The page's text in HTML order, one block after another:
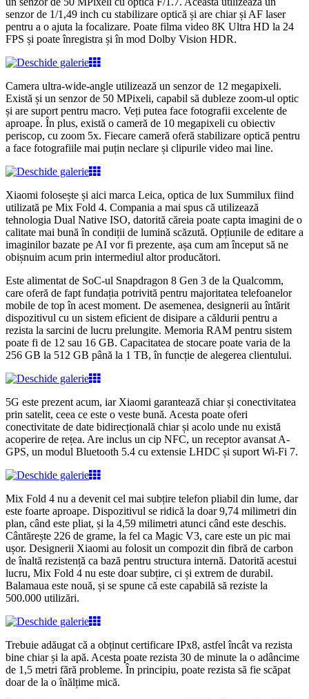
senzor de 1/1,49 inch cu stabilizare optică și are chiar și AF laser
pentru a o ajuta la focalizare. Poate filma video 8K Ultra HD la 24
FPS și poate înregistra și în mod Dolby Vision HDR.
Camera ultra-wide-angle utilizează un senzor de 12 megapixeli.
Există și un senzor de 50 MPixeli, capabil să dubleze zoom-ul optic
și are suport pentru macro. Veți putea face fotografii excelente de
aproape. În plus, există o cameră de 10 megapixeli cu obiectiv
periscop, cu zoom 5x. Fiecare cameră oferă stabilizare optică pentru
a face fotografiile mai puțin neclare și clipurile video mai line.
Xiaomi folosește și aici marca Leica, optica de lux Summilux fiind
utilizată pe Mix Fold 4. Compania a mai spus că utilizează
tehnologia Dual Native ISO, datorită căreia poate capta imagini de o
calitate mai bună în condiții de lumină scăzută. Opțiunile de editare a
imaginilor bazate pe AI vor fi prezente, așa cum am început să ne
obișnuim acum prin intermediul altor producători.
Este alimentat de SoC-ul Snapdragon 8 Gen 3 de la Qualcomm,
care oferă de fapt fundația potrivită pentru majoritatea telefoanelor
mobile de top în acest moment. De asemenea, designerii au întărit
dispozitivul cu un sistem eficient de disipare a căldurii pentru a
rezista la sarcini de lucru prelungite. Memoria RAM pentru sistem
poate fi de 12 sau 16 GB. Capacitatea de stocare poate varia de la
256 GB la 512 GB până la 1 TB, în funcție de alegerea clientului.
5G este prezent acum, iar Xiaomi garantează chiar și conectivitatea
prin satelit, ceea ce este o veste bună. Acesta poate oferi
conectivitate de date bidirecțională chiar și acolo unde nu există
acoperire de rețea. Are inclus un cip NFC, un receptor avansat A-
GPS, un modul Bluetooth 5.4 cu extensie LHDC și suport Wi-Fi 7.
Mix Fold 4 nu a devenit cel mai subțire telefon pliabil din lume, dar
este foarte aproape. Dispozitivul se ridică la doar 9,74 milimetri din
plan, când este pliat, și la 4,59 milimetri atunci când este deschis.
Cântărește 226 de grame, la fel ca Magic V3, care este un pic mai
ușor. Designerii Xiaomi au folosit un compozit din fibră de carbon
de înaltă rezistență ca bază pentru structura internă. Datorită acestui
lucru, Mix Fold 4 nu este doar subțire, ci și extrem de durabil.
Balamaua este nouă, și se spune că este capabilă să reziste la
500.000 utilizări.
Trebuie adăugat că a obținut certificare IPx8, astfel încât va rezista
bine chiar și la apă. Acesta poate rezista 30 de minute la o adâncime
de 1,5 metri fără probleme. În principiu, poate rezista să fie scăpat
doar de la o înălțime mică.